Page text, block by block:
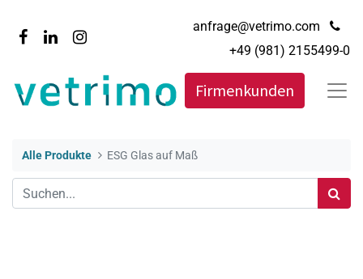
anfrage@vetrimo.com
+49 (981) 2155499-0
Firmenkunden
Alle Produkte ESG Glas auf Maß